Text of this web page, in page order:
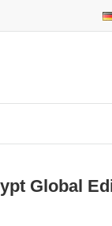
Global